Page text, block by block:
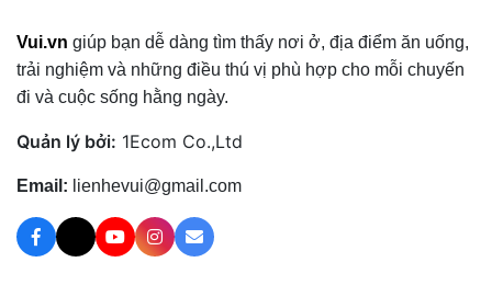
Vui.vn giúp bạn dễ dàng tìm thấy nơi ở, địa điểm ăn uống,
trải nghiệm và những điều thú vị phù hợp cho mỗi chuyến
đi và cuộc sống hằng ngày.
Quản lý bởi: 1Ecom Co.,Ltd
Email: lienhevui@gmail.com